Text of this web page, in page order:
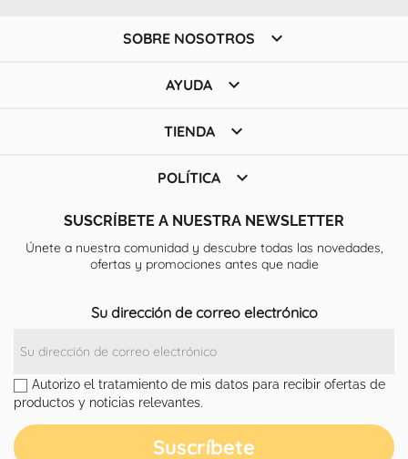
SOBRE NOSOTROS 
AYUDA 
TIENDA 
POLÍTICA 
SUSCRÍBETE A NUESTRA NEWSLETTER
Únete a nuestra comunidad y descubre todas las novedades,
ofertas y promociones antes que nadie
Su dirección de correo electrónico
Autorizo el tratamiento de mis datos para recibir ofertas de
productos y noticias relevantes.